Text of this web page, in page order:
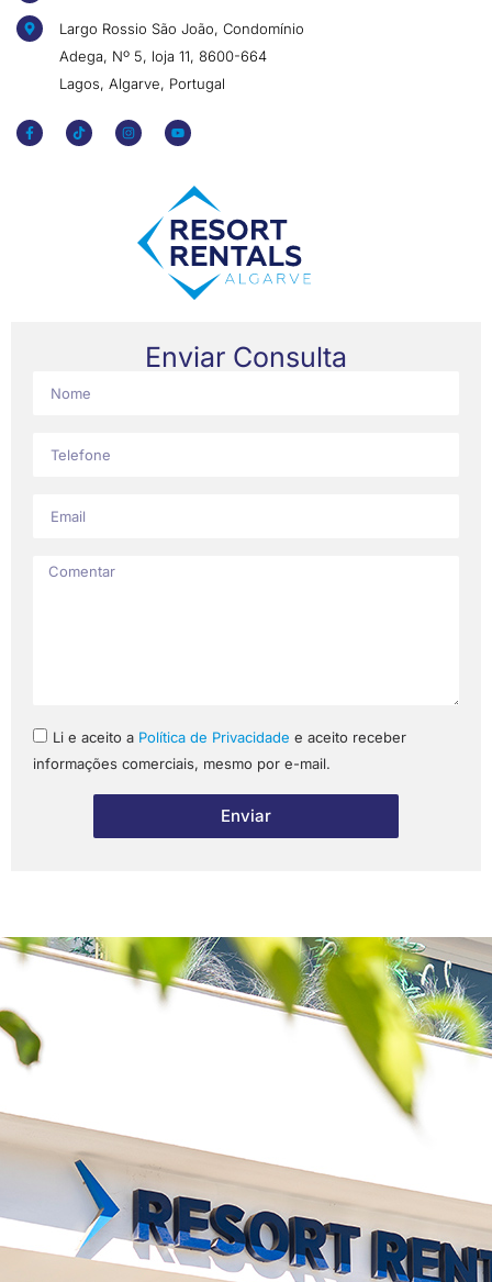
Largo Rossio São João, Condomínio
Adega, Nº 5, loja 11, 8600-664
Lagos, Algarve, Portugal
Enviar Consulta
Li e aceito a Política de Privacidade e aceito receber
informações comerciais, mesmo por e-mail.
Enviar